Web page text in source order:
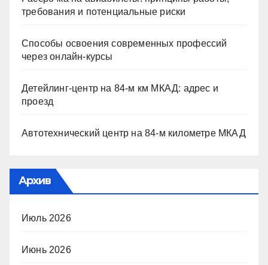
требования и потенциальные риски
Способы освоения современных профессий
через онлайн-курсы
Детейлинг-центр на 84-м км МКАД: адрес и
проезд
Автотехнический центр на 84-м километре МКАД
Архив
Июль 2026
Июнь 2026